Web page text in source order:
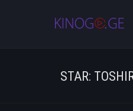
STAR: